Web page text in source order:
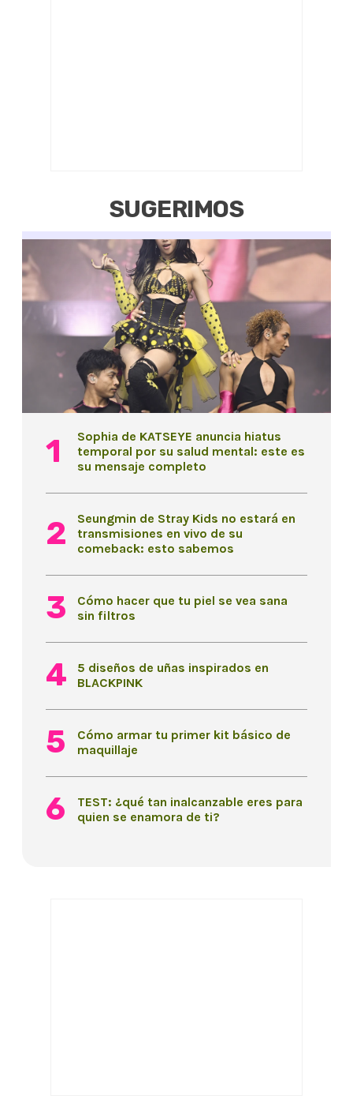
SUGERIMOS
Sophia de KATSEYE anuncia hiatus
temporal por su salud mental: este es
su mensaje completo
Seungmin de Stray Kids no estará en
transmisiones en vivo de su
comeback: esto sabemos
Cómo hacer que tu piel se vea sana
sin filtros
5 diseños de uñas inspirados en
BLACKPINK
Cómo armar tu primer kit básico de
maquillaje
TEST: ¿qué tan inalcanzable eres para
quien se enamora de ti?